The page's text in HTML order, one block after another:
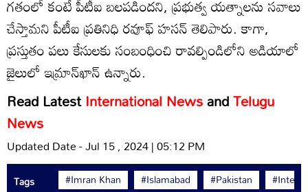
గతంలో కంటే పీటీఐ బలపడిందని, ప్రభుత్వ యత్నాలను సవాలు
చేస్తామని పీటీఐ ప్రతినిధి రవూఫ్ హసన్ తెలిపారు. కాగా,
ప్రస్తుతం పలు కేసులకు సంబంధించి రావల్పిండిలోని అడియాలో
జైలులో ఇమ్రాన్‌ఖాన్ ఉన్నారు.
Read LatestInternational NewsandTelugu
News
Updated Date - Jul 15 , 2024 | 05:12 PM
Tags #Imran Khan #Islamabad #Pakistan